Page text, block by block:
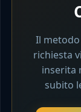
Il
richiesta
inserita
subito